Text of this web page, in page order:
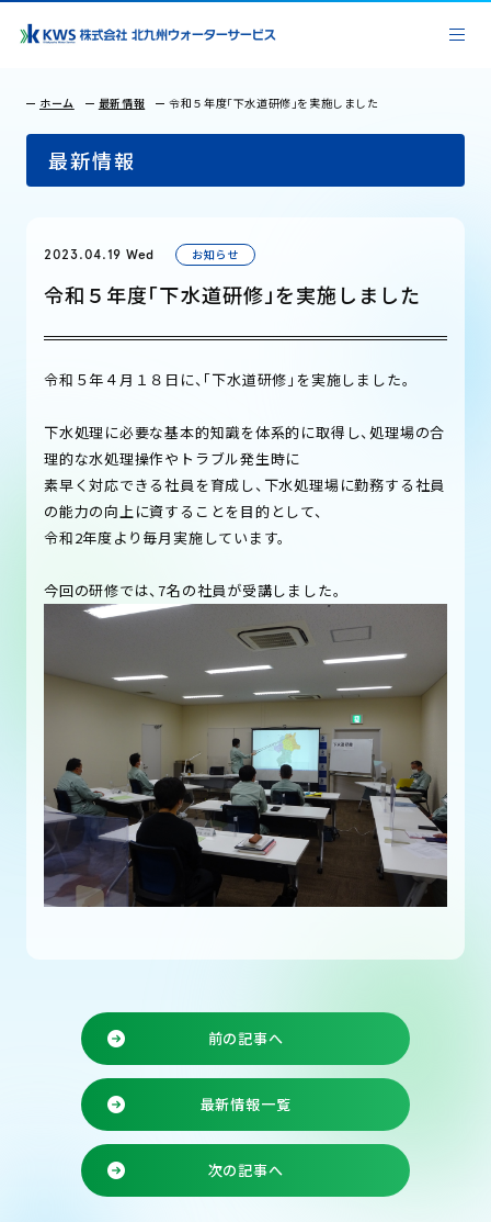
ホーム 最新情報 令和５年度「下水道研修」を実施しました
最新情報
2023.04.19 Wed お知らせ
令和５年度「下水道研修」を実施しました
令和５年４月１８日に、「下水道研修」を実施しました。
下水処理に必要な基本的知識を体系的に取得し、処理場の合
理的な水処理操作やトラブル発生時に
素早く対応できる社員を育成し、下水処理場に勤務する社員
の能力の向上に資することを目的として、
令和2年度より毎月実施しています。
今回の研修では、7名の社員が受講しました。
前の記事へ
最新情報一覧
次の記事へ